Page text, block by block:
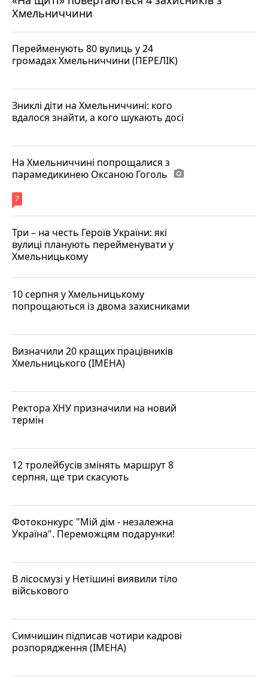
Хмельниччини
Перейменують 80 вулиць у 24
громадах Хмельниччини (ПЕРЕЛІК)
Зниклі діти на Хмельниччині: кого
вдалося знайти, а кого шукають досі
На Хмельниччині попрощалися з
парамедикинею Оксаною Гоголь photo_camera
7
Три – на честь Героїв України: які
вулиці планують перейменувати у
Хмельницькому
10 серпня у Хмельницькому
попрощаються із двома захисниками
Визначили 20 кращих працівників
Хмельницького (ІМЕНА)
Ректора ХНУ призначили на новий
термін
12 тролейбусів змінять маршрут 8
серпня, ще три скасують
Фотоконкурс "Мій дім - незалежна
Україна". Переможцям подарунки!
В лісосмузі у Нетішині виявили тіло
військового
Симчишин підписав чотири кадрові
розпорядження (ІМЕНА)